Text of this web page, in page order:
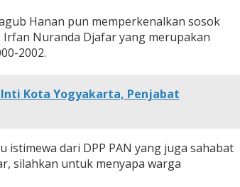
Hanan pun memperkenalkan sosok
Nuranda Djafar yang merupakan
2002.
Kota Yogyakarta, Penjabat
istimewa dari DPP PAN yang juga sahabat
silahkan untuk menyapa warga